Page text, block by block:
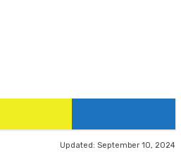
Updated: September 10, 2024